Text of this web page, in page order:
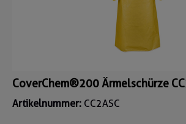
CoverChem®200 Ärmelschürze
Artikelnummer: CC2ASC